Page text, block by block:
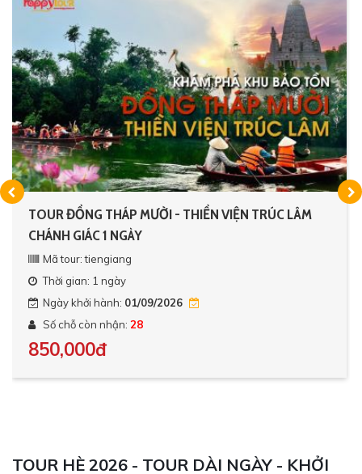
TOUR ĐỒNG THÁP MƯỜI - THIỀN VIỆN TRÚC LÂM
CHÁNH GIÁC 1 NGÀY
Mã tour: tiengiang
Thời gian: 1 ngày
Ngày khởi hành: 01/09/2026
Số chỗ còn nhận: 28
850,000đ
TOUR HÈ 2026 - TOUR DÀI NGÀY - KHỞI